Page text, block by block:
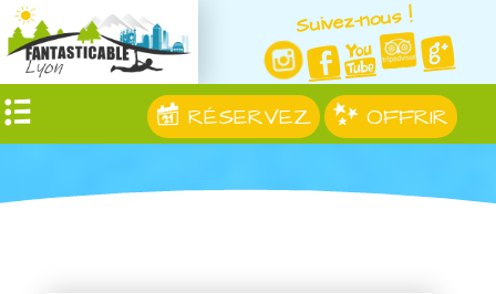
Suivez-nous !
RÉSERVEZ OFFRIR